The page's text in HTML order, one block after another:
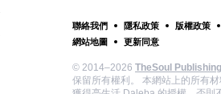
聯絡我們 隱私政策 版權政策
網站地圖
更新同意
© 2014–2026 TheSoul Publishing
保留所有權利。 本網站上的所有